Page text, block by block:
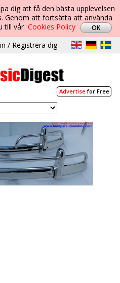
dig att få den bästa upplevelsen
Genom att fortsätta att använda
till vår Cookies Policy
/ Registrera dig
Advertisefor Free